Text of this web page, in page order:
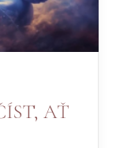
AŤ